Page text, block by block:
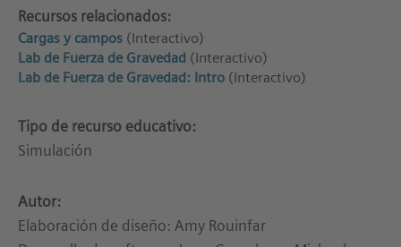
Recursos relacionados:
Cargas y campos (Interactivo)
Lab de Fuerza de Gravedad (Interactivo)
Lab de Fuerza de Gravedad: Intro (Interactivo)
Tipo de recurso educativo:
Simulación
Autor:
Elaboración de diseño: Amy Rouinfar